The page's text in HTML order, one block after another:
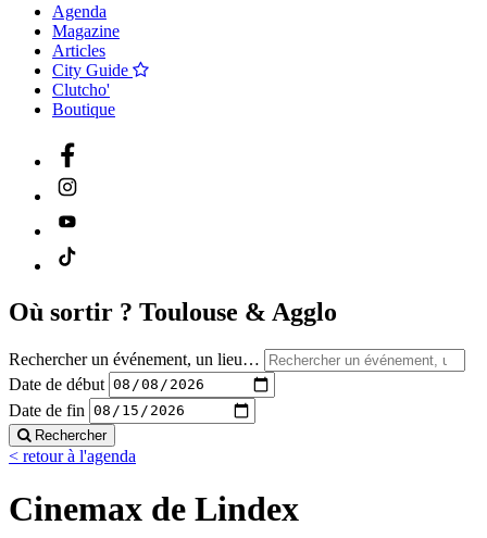
Agenda
Magazine
Articles
City Guide
Clutcho'
Boutique
Où sortir ? Toulouse & Agglo
Rechercher un événement, un lieu…
Date de début
Date de fin
Rechercher
< retour à l'agenda
Cinemax de Lindex